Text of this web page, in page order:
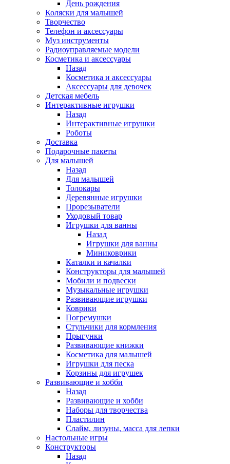
День рождения
Коляски для малышей
Творчество
Телефон и аксессуары
Муз инструменты
Радиоуправляемые модели
Косметика и аксессуары
Назад
Косметика и аксессуары
Аксессуары для девочек
Детская мебель
Интерактивные игрушки
Назад
Интерактивные игрушки
Роботы
Доставка
Подарочные пакеты
Для малышей
Назад
Для малышей
Толокары
Деревянные игрушки
Прорезыватели
Уходовый товар
Игрушки для ванны
Назад
Игрушки для ванны
Миниковрики
Каталки и качалки
Конструкторы для малышей
Мобили и подвески
Музыкальные игрушки
Развивающие игрушки
Коврики
Погремушки
Стульчики для кормления
Прыгунки
Развивающие книжки
Косметика для малышей
Игрушки для песка
Корзины для игрушек
Развивающие и хобби
Назад
Развивающие и хобби
Наборы для творчества
Пластилин
Слайм, лизуны, масса для лепки
Настольные игры
Конструкторы
Назад